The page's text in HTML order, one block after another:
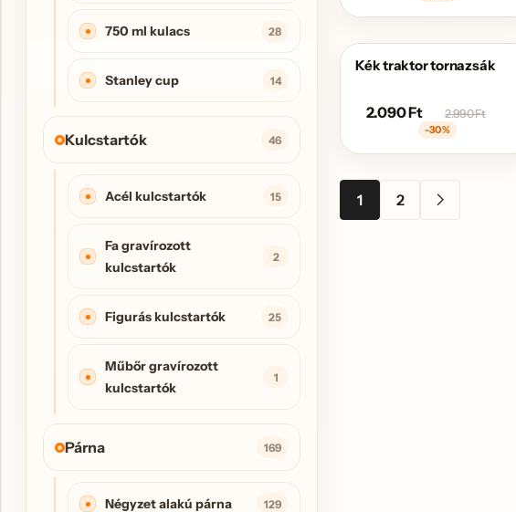
750 ml kulacs 28
Stanley cup 14
Kulcstartók 46
Acél kulcstartók 15
Fa gravírozott
kulcstartók
2
Figurás kulcstartók 25
Műbőr gravírozott
kulcstartók
1
Párna 169
Négyzet alakú párna 129
AKCIÓS
Kék traktor tornazsák
2.090Ft 2.990Ft
-30%
1 2